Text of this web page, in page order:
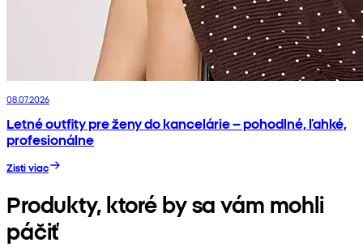
08.07.2026
Letné outfity pre ženy do kancelárie – pohodlné, ľahké,
profesionálne
Zisti viac
Produkty, ktoré by sa vám mohli
páčiť